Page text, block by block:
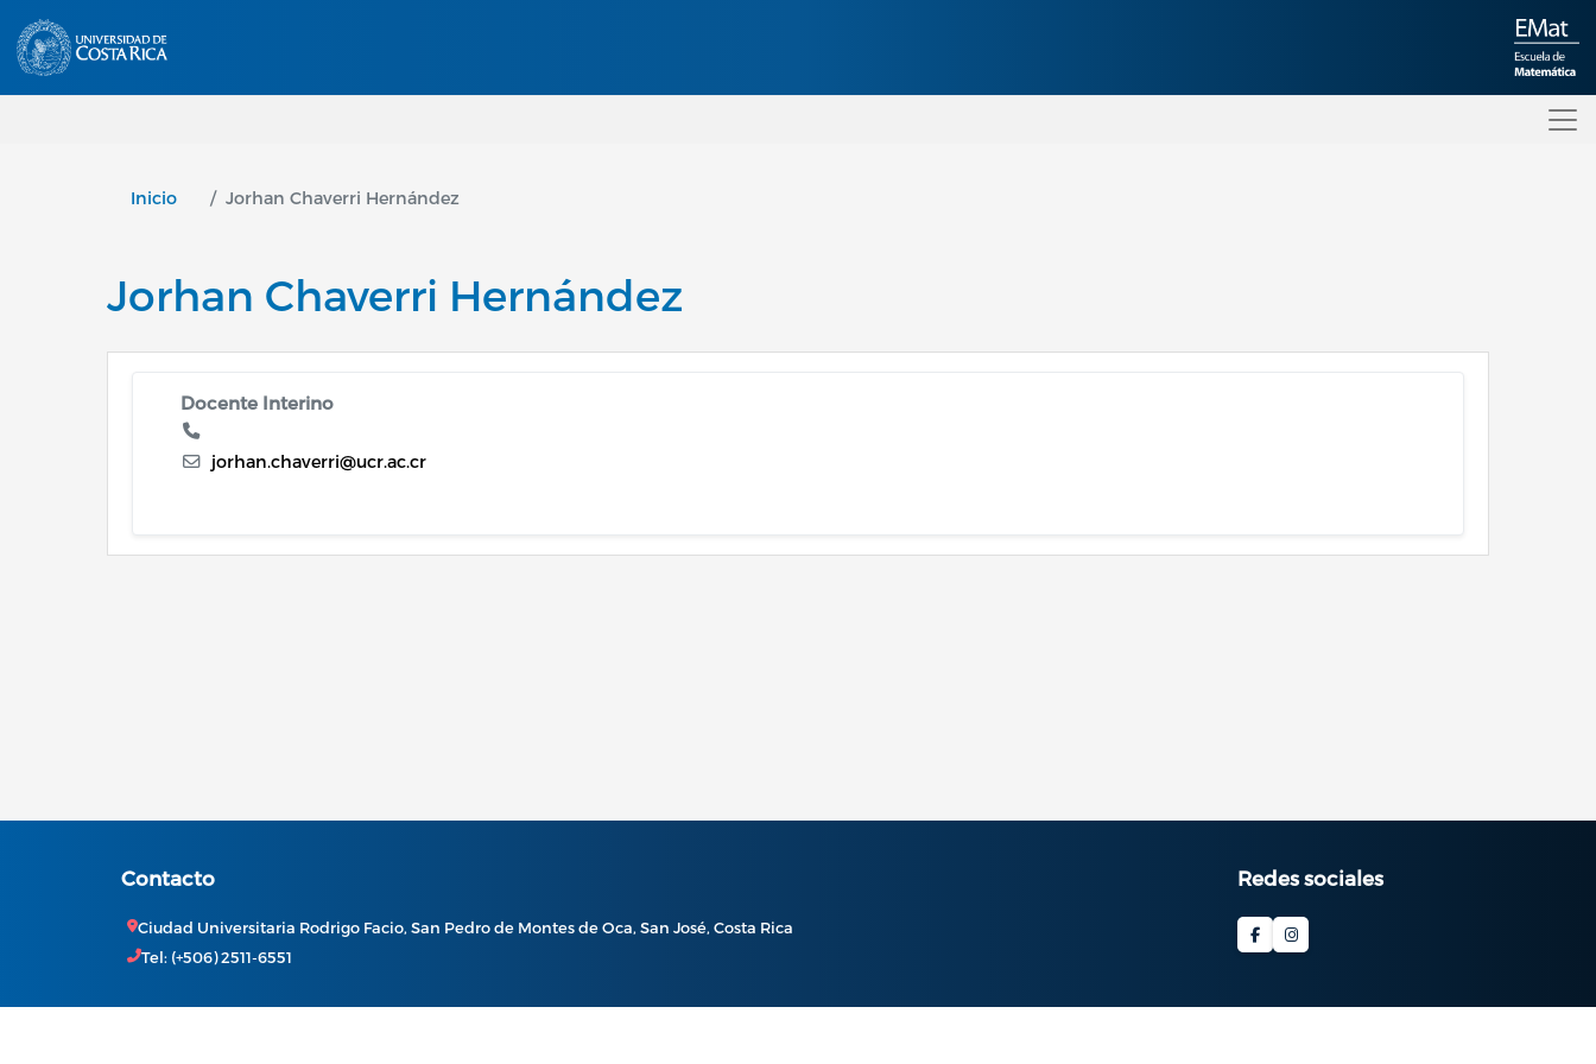
Inicio Jorhan Chaverri Hernández
Jorhan Chaverri Hernández
Docente Interino
jorhan.chaverri@ucr.ac.cr
Contacto
Ciudad Universitaria Rodrigo Facio, San Pedro de Montes de Oca, San José, Costa Rica
Tel: (+506) 2511-6551
Redes sociales